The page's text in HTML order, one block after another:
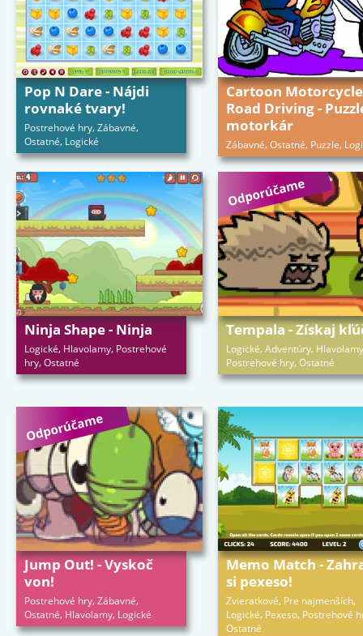
Pop N Dare - Nájdi
rovnaké tvary!
Postrehové hry,Zábavné,
Ostatné, Logické
Cartoon Motorcycle
Road Driving -
motorkár
Zábavné,Ostatné, Puzzle,
Ninja Shape - Ninja
Logické, Hlavolamy, Postrehové
hry,Ostatné
Tempala - Získaj
Logické,Adventúry, Hlavolamy
Postrehové hry,Ostatné
Jump Out! - Vyskoč
von!
Postrehové hry,Zábavné,
Ostatné, Hlavolamy, Logické
Memo Match -
si pexeso!
Zvieratkové, Pre najmenších,
Logické, Pexeso, Postrehové
Ostatné